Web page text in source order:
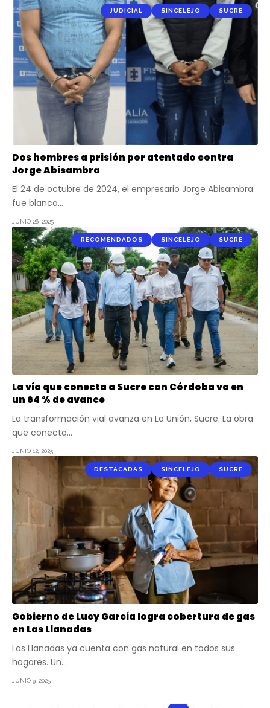
JUDICIAL SINCELEJO SUCRE
Dos hombres a prisión por atentado contra
Jorge Abisambra
El 24 de octubre de 2024, el empresario Jorge Abisambra
fue blanco…
JUNIO 26, 2025
RECOMENDADOS SINCELEJO SUCRE
La vía que conecta a Sucre con Córdoba va en
un 64 % de avance
La transformación vial avanza en La Unión, Sucre. La obra
que conecta…
JUNIO 12, 2025
DESTACADAS SINCELEJO SUCRE
Gobierno de Lucy García logra cobertura de gas
en Las Llanadas
Las Llanadas ya cuenta con gas natural en todos sus
hogares. Un…
JUNIO 9, 2025